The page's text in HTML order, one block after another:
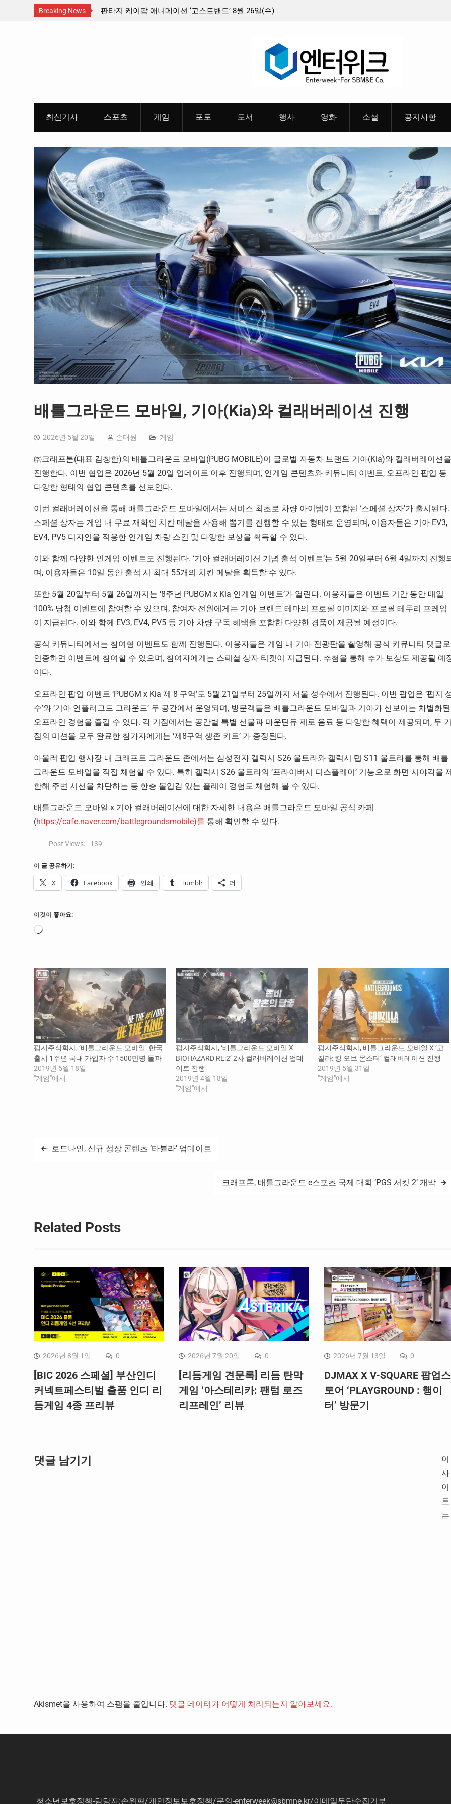
Breaking News
넥트페스티벌 출품 인디
판타지 케이팝 애니메이션 ‘고스트밴드’ 8월 26일(수)
최신기사 스포츠 게임 포토 도서 행사 영화 소셜 공지사항
배틀그라운드 모바일, 기아(Kia)와 컬래버레이션 진행
2026년 5월 20일 손태원 게임
㈜크래프톤(대표 김창한)의 배틀그라운드 모바일(PUBG MOBILE)이 글로벌 자동차 브랜드 기아(Kia)와 컬래버레이션을
진행한다. 이번 협업은 2026년 5월 20일 업데이트 이후 진행되며, 인게임 콘텐츠와 커뮤니티 이벤트, 오프라인 팝업 등
다양한 형태의 협업 콘텐츠를 선보인다.
이번 컬래버레이션을 통해 배틀그라운드 모바일에서는 서비스 최초로 차량 아이템이 포함된 ‘스페셜 상자’가 출시된다.
스페셜 상자는 게임 내 무료 재화인 치킨 메달을 사용해 뽑기를 진행할 수 있는 형태로 운영되며, 이용자들은 기아 EV3,
EV4, PV5 디자인을 적용한 인게임 차량 스킨 및 다양한 보상을 획득할 수 있다.
이와 함께 다양한 인게임 이벤트도 진행된다. ‘기아 컬래버레이션 기념 출석 이벤트’는 5월 20일부터 6월 4일까지 진행
며, 이용자들은 10일 동안 출석 시 최대 55개의 치킨 메달을 획득할 수 있다.
또한 5월 20일부터 5월 26일까지는 ‘8주년 PUBGM x Kia 인게임 이벤트’가 열린다. 이용자들은 이벤트 기간 동안 매일
100% 당첨 이벤트에 참여할 수 있으며, 참여자 전원에게는 기아 브랜드 테마의 프로필 이미지와 프로필 테두리 프레임
이 지급된다. 이와 함께 EV3, EV4, PV5 등 기아 차량 구독 혜택을 포함한 다양한 경품이 제공될 예정이다.
공식 커뮤니티에서는 참여형 이벤트도 함께 진행된다. 이용자들은 게임 내 기아 전광판을 촬영해 공식 커뮤니티 댓글로
인증하면 이벤트에 참여할 수 있으며, 참여자에게는 스페셜 상자 티켓이 지급된다. 추첨을 통해 추가 보상도 제공될 예
이다.
오프라인 팝업 이벤트 ‘PUBGM x Kia 제 8 구역’도 5월 21일부터 25일까지 서울 성수에서 진행된다. 이번 팝업은 ‘펍지
수’와 ‘기아 언플러그드 그라운드’ 두 공간에서 운영되며, 방문객들은 배틀그라운드 모바일과 기아가 선보이는 차별화된
오프라인 경험을 즐길 수 있다. 각 거점에서는 공간별 특별 선물과 마운틴듀 제로 음료 등 다양한 혜택이 제공되며, 두 거
점의 미션을 모두 완료한 참가자에게는 ‘제8구역 생존 키트’ 가 증정된다.
아울러 팝업 행사장 내 크래프트 그라운드 존에서는 삼성전자 갤럭시 S26 울트라와 갤럭시 탭 S11 울트라를 통해 배틀
그라운드 모바일을 직접 체험할 수 있다. 특히 갤럭시 S26 울트라의 ‘프라이버시 디스플레이’ 기능으로 화면 시야각을
한해 주변 시선을 차단하는 등 한층 몰입감 있는 플레이 경험도 체험해 볼 수 있다.
배틀그라운드 모바일 x 기아 컬래버레이션에 대한 자세한 내용은 배틀그라운드 모바일 공식 카페
(https://cafe.naver.com/battlegroundsmobile)를 통해 확인할 수 있다.
Post Views: 139
이 글 공유하기:
X Facebook 인쇄 Tumblr 더
이것이 좋아요:
로
펍지주식회사, ‘배틀그라운드 모바일’ 한국
출시 1주년 국내 가입자 수 1500만명 돌파
2019년 5월 18일
"게임"에서
펍지주식회사, ‘배틀그라운드 모바일 X
BIOHAZARD RE:2’ 2차 컬래버레이션 업데
이트 진행
2019년 4월 18일
"게임"에서
펍지주식회사, 배틀그라운드 모바일 X ‘고
질라: 킹 오브 몬스터’ 컬래버레이션 진행
2019년 5월 31일
"게임"에서
글 로드나인, 신규 성장 콘텐츠 ‘타뷸라’ 업데이트
크래프톤, 배틀그라운드 e스포츠 국제 대회 ‘PGS 서킷 2’ 개막
Related Posts
2026년 8월 1일 0
[BIC 2026 스페셜] 부산인디
커넥트페스티벌 출품 인디 리
듬게임 4종 프리뷰
2026년 7월 20일 0
[리듬게임 견문록] 리듬 탄막
게임 ‘아스테리카: 팬텀 로즈
리프레인’ 리뷰
2026년 7월 13일 0
DJMAX X V-SQUARE 팝업스
토어 ‘PLAYGROUND : 행이
터’ 방문기
댓글 남기기
이
사
이
트
는
Akismet을 사용하여 스팸을 줄입니다. 댓글 데이터가 어떻게 처리되는지 알아보세요.
청소년보호정책-담당자:손위혁/개인정보보호정책/문의-enterweek@sbmne.kr/이메일무단수집거부